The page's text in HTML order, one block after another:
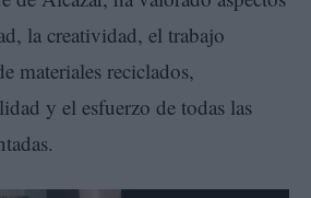
la creatividad, el trabajo
materiales reciclados,
y el esfuerzo de todas las